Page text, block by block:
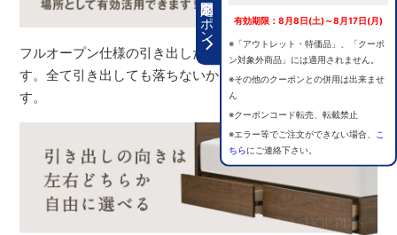
期間限定クーポン 有効期限：8月8日(土)～8月17日(月)
※「アウトレット・特価品」、「クーポ
ン対象外商品」には適用されません。
※その他のクーポンとの併用は出来ませ
ん
※クーポンコード転売、転載禁止
※エラー等でご注文ができない場合、
こ
ちらにご連絡下さい。
フルオープン仕様の引き出しだから、奥まで取り出せま
す。全て引き出しても落ちないから出し入れがスムーズで
す。